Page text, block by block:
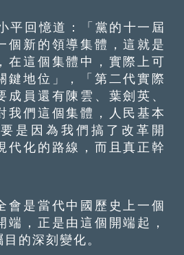
平回憶道：「黨的十一屆
個新的領導集體，這就是
在這個集體中，實際上可
鍵地位」，「第二代實際
成員還有陳雲、葉劍英、
我們這個集體，人民基本
是因為我們搞了改革開
代化的路線，而且真正幹
是當代中國歷史上一個
端，正是由這個開端起，
的深刻變化。